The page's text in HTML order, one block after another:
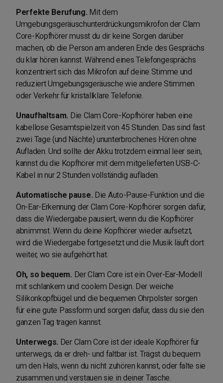
Perfekte Berufung. Mit dem
Umgebungsgeräuschunterdrückungsmikrofon der Clam
Core-Kopfhörer musst du dir keine Sorgen darüber
machen, ob die Person am anderen Ende des Gesprächs
du klar hören kannst. Während eines Telefongesprächs
konzentriert sich das Mikrofon auf deine Stimme und
reduziert Umgebungsgeräusche wie andere Stimmen
oder Verkehr für kristallklare Telefonie.
Unaufhaltsam. Die Clam Core-Kopfhörer haben eine
kabellose Gesamtspielzeit von 45 Stunden. Das sind fast
zwei Tage (und Nächte) ununterbrochenes Hören ohne
Aufladen. Und sollte der Akku trotzdem einmal leer sein,
kannst du die Kopfhörer mit dem mitgelieferten USB-C-
Kabel in nur 2 Stunden vollständig aufladen.
Automatische pause. Die Auto-Pause-Funktion und die
On-Ear-Erkennung der Clam Core-Kopfhörer sorgen dafür,
dass die Wiedergabe pausiert, wenn du die Kopfhörer
abnimmst. Wenn du deine Kopfhörer wieder aufsetzt,
wird die Wiedergabe fortgesetzt und die Musik läuft dort
weiter, wo sie aufgehört hat.
Oh, so bequem. Der Clam Core ist ein Over-Ear-Modell
mit schlankem und coolem Design. Der weiche
Silikonkopfbügel und die bequemen Ohrpolster sorgen
für eine gute Passform und sorgen dafür, dass du sie den
ganzen Tag tragen kannst.
Unterwegs. Der Clam Core ist der ideale Kopfhörer für
unterwegs, da er dreh- und faltbar ist. Trägst du bequem
um den Hals, wenn du nicht zuhören kannst, oder falte sie
zusammen und verstauen sie in deiner Tasche.